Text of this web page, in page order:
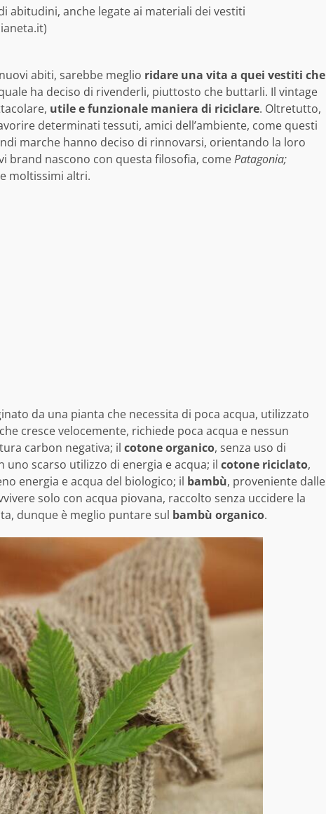
abitudini, anche legate ai materiali dei vestiti
abiti, sarebbe meglio ridare una vita a quei vestiti che
ha deciso di rivenderli, piuttosto che buttarli. Il vintage
utile e funzionale maniera di riciclare. Oltretutto,
determinati tessuti, amici dell’ambiente, come questi
marche hanno deciso di rinnovarsi, orientando la loro
brand nascono con questa filosofia, comePatagonia;
moltissimi altri.
da una pianta che necessita di poca acqua, utilizzato
cresce velocemente, richiede poca acqua e nessun
carbon negativa; il cotone organico, senza uso di
scarso utilizzo di energia e acqua; il cotone riciclato,
energia e acqua del biologico; il bambù, proveniente dalle
solo con acqua piovana, raccolto senza uccidere la
dunque è meglio puntare sul bambù organico.